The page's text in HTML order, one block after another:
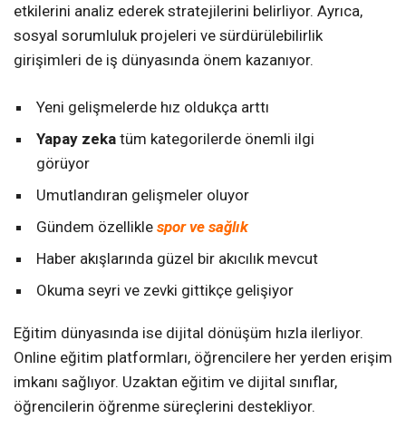
etkilerini analiz ederek stratejilerini belirliyor. Ayrıca,
sosyal sorumluluk projeleri ve sürdürülebilirlik
girişimleri de iş dünyasında önem kazanıyor.
Yeni gelişmelerde hız oldukça arttı
Yapay zeka tüm kategorilerde önemli ilgi
görüyor
Umutlandıran gelişmeler oluyor
Gündem özellikle spor ve sağlık
Haber akışlarında güzel bir akıcılık mevcut
Okuma seyri ve zevki gittikçe gelişiyor
Eğitim dünyasında ise dijital dönüşüm hızla ilerliyor.
Online eğitim platformları, öğrencilere her yerden erişim
imkanı sağlıyor. Uzaktan eğitim ve dijital sınıflar,
öğrencilerin öğrenme süreçlerini destekliyor.